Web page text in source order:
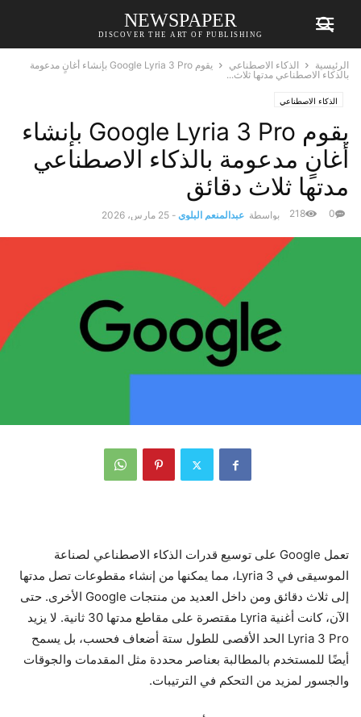
NEWSPAPER
DISCOVER THE ART OF PUBLISHING
الرئيسية الذكاء الاصطناعي
يقوم Google Lyria 3 Pro بإنشاء أغانٍ مدعومة
بالذكاء الاصطناعي مدتها ثلاث...
الذكاء الاصطناعي
يقوم Google Lyria 3 Pro بإنشاء
أغانٍ مدعومة بالذكاء الاصطناعي
مدتها ثلاث دقائق
بواسطة عبدالمنعم البلوي - 25 مارس، 2026 0
218
تعمل Google على توسيع قدرات الذكاء الاصطناعي لصناعة
الموسيقى في Lyria 3، مما يمكنها من إنشاء مقطوعات تصل مدتها
إلى ثلاث دقائق ومن داخل العديد من منتجات Google الأخرى. حتى
الآن، كانت أغنية Lyria مقتصرة على مقاطع مدتها 30 ثانية. لا يزيد
Lyria 3 Pro الحد الأقصى للطول ستة أضعاف فحسب، بل يسمح
أيضًا للمستخدم بالمطالبة بعناصر محددة مثل المقدمات والجوقات
والجسور لمزيد من التحكم في الترتيبات.